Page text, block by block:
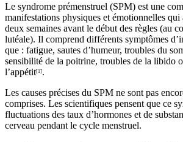
Le syndrome prémenstruel (SPM) est une
manifestations physiques et émotionnelles qui
deux semaines avant le début des règles (au
lutéale). Il comprend différents symptômes
que : fatigue, sautes d’humeur, troubles du
sensibilité de la poitrine, troubles de la libido
l’appétit[1] .
Les causes précises du SPM ne sont pas
comprises. Les scientifiques pensent que ce
fluctuations des taux d’hormones et de
cerveau pendant le cycle menstruel.